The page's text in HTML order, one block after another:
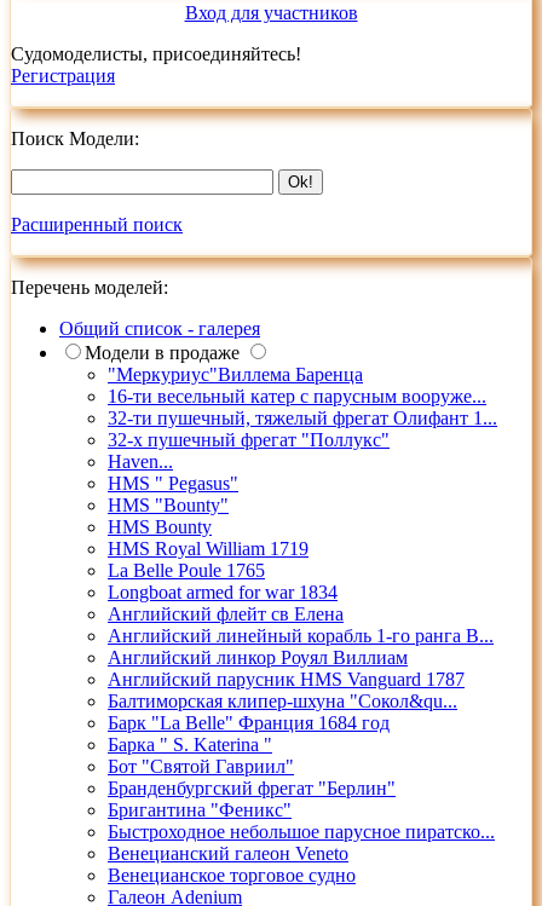
Вход для участников
Судомоделисты, присоединяйтесь!
Регистрация
Поиск Модели:
Расширенный поиск
Перечень моделей:
Общий список - галерея
Модели в продаже
"Меркуриус"Виллема Баренца
16-ти весельный катер с парусным вооруже...
32-ти пушечный, тяжелый фрегат Олифант 1...
32-х пушечный фрегат "Поллукс"
Haven...
HMS " Pegasus"
HMS "Bounty"
HMS Bounty
HMS Royal William 1719
La Belle Poule 1765
Longboat armed for war 1834
Английский флейт св Елена
Английский линейный корабль 1-го ранга В...
Английский линкор Роуял Виллиам
Английский парусник HMS Vanguard 1787
Балтиморская клипер-шхуна "Сокол&qu...
Барк "La Belle" Франция 1684 год
Барка " S. Katerina "
Бот "Святой Гавриил"
Бранденбургский фрегат "Берлин"
Бригантина "Феникс"
Быстроходное небольшое парусное пиратско...
Венецианский галеон Veneto
Венецианское торговое судно
Галеон Adenium